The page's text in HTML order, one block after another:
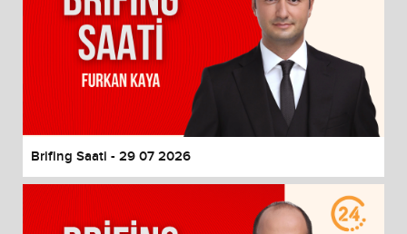
Brifing Saati - 29 07 2026